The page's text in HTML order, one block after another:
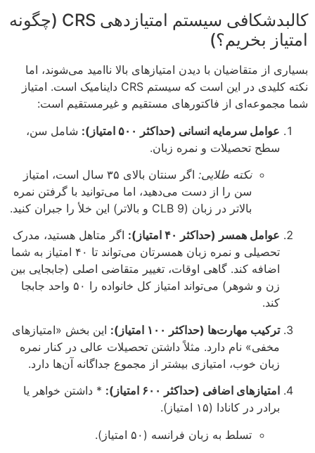
کالبدشکافی سیستم امتیازدهی CRS (چگونه
امتیاز بخریم؟)
بسیاری از متقاضیان با دیدن امتیازهای بالا ناامید می‌شوند، اما
نکته کلیدی در این است که سیستم CRS داینامیک است. امتیاز
شما مجموعه‌ای از فاکتورهای مستقیم و غیرمستقیم است:
عوامل سرمایه انسانی (حداکثر ۵۰۰ امتیاز):
شامل سن،
سطح تحصیلات و نمره زبان.
نکته طلایی:
اگر سنتان بالای ۳۵ سال است، امتیاز
سن را از دست می‌دهید، اما می‌توانید با گرفتن نمره
بالاتر در زبان (CLB 9 و بالاتر) این خلأ را جبران کنید.
عوامل همسر (حداکثر ۴۰ امتیاز):
اگر متاهل هستید، مدرک
تحصیلی و نمره زبان همسرتان می‌تواند تا ۴۰ امتیاز به شما
اضافه کند. گاهی اوقات، تغییر متقاضی اصلی (جابجایی بین
زن و شوهر) می‌تواند امتیاز کل خانواده را ۵۰ واحد جابجا
کند.
ترکیب مهارت‌ها (حداکثر ۱۰۰ امتیاز):
این بخش «امتیازهای
مخفی» نام دارد. مثلاً داشتن تحصیلات عالی در کنار نمره
زبان خوب، امتیازی بیشتر از مجموع جداگانه آن‌ها دارد.
امتیازهای اضافی (حداکثر ۶۰۰ امتیاز):
* داشتن خواهر یا
برادر در کانادا (۱۵ امتیاز).
تسلط به زبان فرانسه (۵۰ امتیاز).